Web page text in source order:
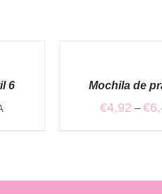
6
QUICKMochila de
€4,92 – €